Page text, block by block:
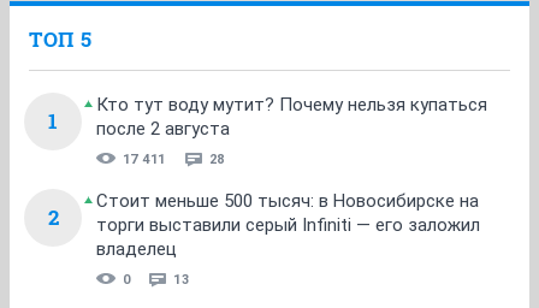
ТОП 5
1
Кто тут воду мутит? Почему нельзя купаться
после 2 августа
17 411 28
2
Стоит меньше 500 тысяч: в Новосибирске на
торги выставили серый Infiniti — его заложил
владелец
0 13